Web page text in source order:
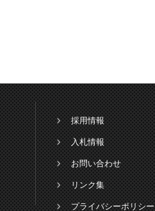
採用情報
入札情報
お問い合わせ
リンク集
プライバシーポリシー